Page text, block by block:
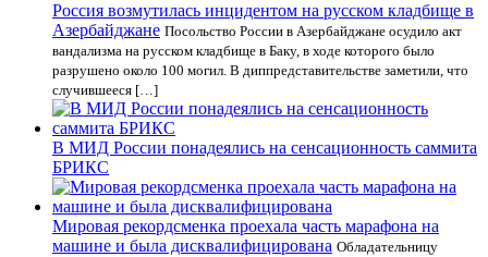
Россия возмутилась инцидентом на русском кладбище в
Азербайджане Посольство России в Азербайджане осудило акт
вандализма на русском кладбище в Баку, в ходе которого было
разрушено около 100 могил. В диппредставительстве заметили, что
случившееся […]
В МИД России понадеялись на сенсационность саммита
БРИКС
Мировая рекордсменка проехала часть марафона на
машине и была дисквалифицирована Обладательницу